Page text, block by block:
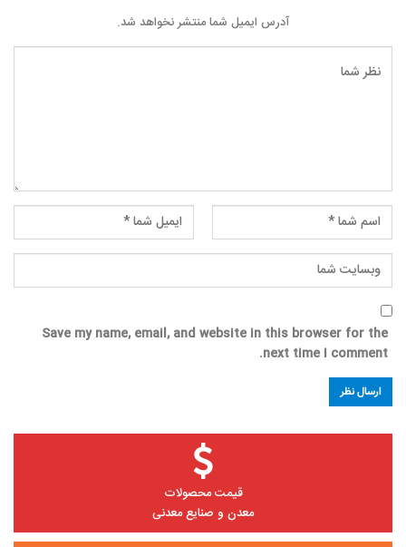
آدرس ایمیل شما منتشر نخواهد شد.
Save my name, email, and website in this browser for the
next time I comment.
قیمت محصولات
معدن و صنایع معدنی